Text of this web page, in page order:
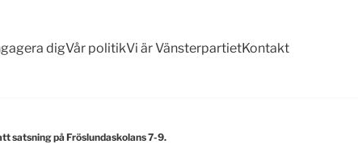
digVår politikVi är VänsterpartietKontakt
satsning på Fröslundaskolans 7-9.